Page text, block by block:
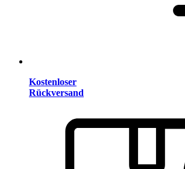
Kostenloser
Rückversand